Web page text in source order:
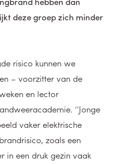
deze groep zich minder
risico kunnen we
– voorzitter van de
en lector
‘’Jonge
vaker elektrische
zoals een
in een druk gezin vaak